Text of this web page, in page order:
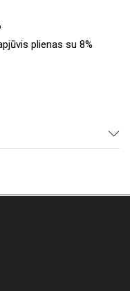
plienas su 8%